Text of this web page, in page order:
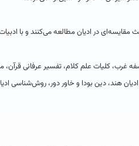
در ادیان‌ مطالعه‌ می‌كنند و با
غرب‌، كلیات‌ علم‌ كلام‌، تفسیر عرفانی‌ قرآن‌،
هند، دین‌ بودا و خاور دور، روش‌شناسی‌